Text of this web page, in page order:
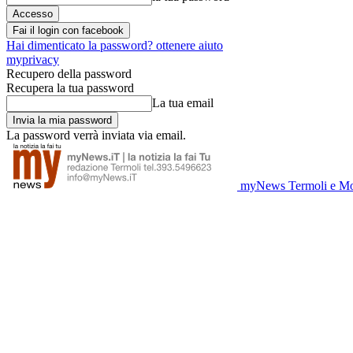
Fai il login con facebook
Hai dimenticato la password? ottenere aiuto
myprivacy
Recupero della password
Recupera la tua password
La tua email
La password verrà inviata via email.
myNews Termoli e